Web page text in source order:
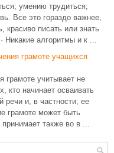
умению трудиться;
Все это гораздо важнее,
красиво писать или знать
Никакие алгоритмы и к ...
грамоте учащихся
грамоте учитывает не
кто начинает осваивать
речи и, в частности, ее
грамоте может быть
также во в ...